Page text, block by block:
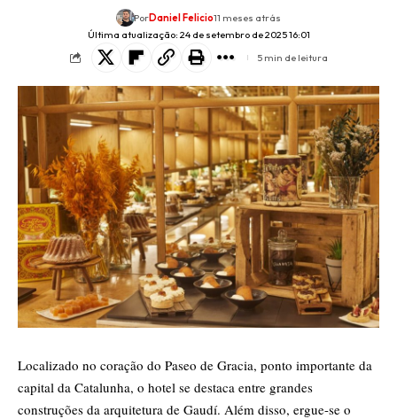
Última atualização: 24 de setembro de 2025 16:01
PorDaniel Felicio11 meses atrás
5 min de leitura
Localizado no coração do Paseo de Gracia, ponto importante da
capital da Catalunha, o hotel se destaca entre grandes
construções da arquitetura de Gaudí. Além disso, ergue-se o